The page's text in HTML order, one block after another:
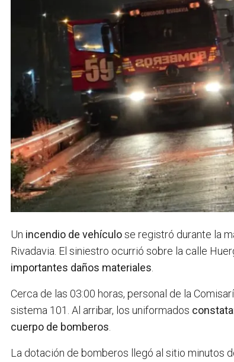
Un incendio de vehículose registró durante la
Rivadavia. El siniestro ocurrió sobre la calle
importantes daños materiales.
Cerca de las 03:00 horas, personal de la
sistema 101. Al arribar, los uniformados
cuerpo de bomberos.
La dotación de bomberos llegó al sitio minutos